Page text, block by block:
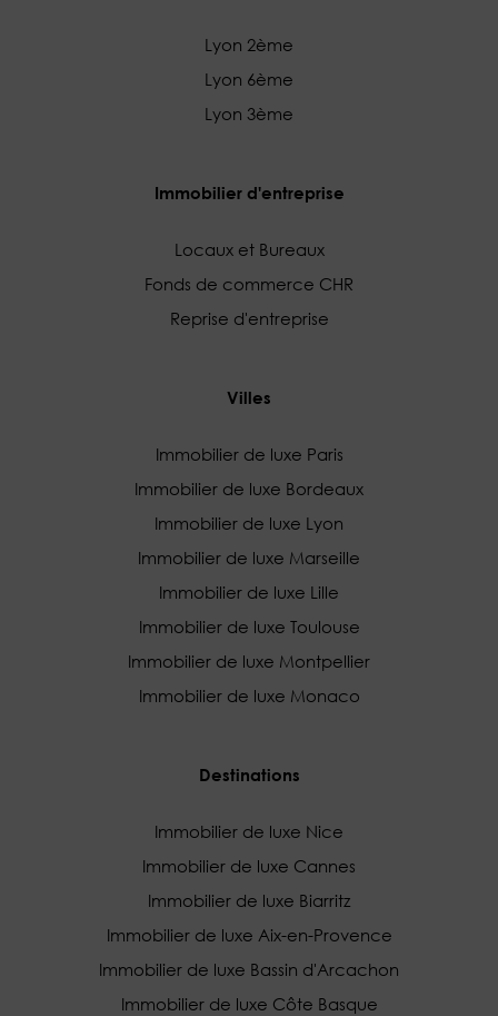
Lyon 2ème
Lyon 6ème
Lyon 3ème
Immobilier d'entreprise
Locaux et Bureaux
Fonds de commerce CHR
Reprise d'entreprise
Villes
Immobilier de luxe Paris
Immobilier de luxe Bordeaux
Immobilier de luxe Lyon
Immobilier de luxe Marseille
Immobilier de luxe Lille
Immobilier de luxe Toulouse
Immobilier de luxe Montpellier
Immobilier de luxe Monaco
Destinations
Immobilier de luxe Nice
Immobilier de luxe Cannes
Immobilier de luxe Biarritz
Immobilier de luxe Aix-en-Provence
Immobilier de luxe Bassin d'Arcachon
Immobilier de luxe Côte Basque